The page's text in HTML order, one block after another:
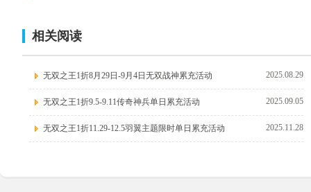
相关阅读
无双之王1折8月29日-9月4日无双战神累充活动 2025.08.29
无双之王1折9.5-9.11传奇神兵单日累充活动 2025.09.05
无双之王1折11.29-12.5羽翼主题限时单日累充活动 2025.11.28